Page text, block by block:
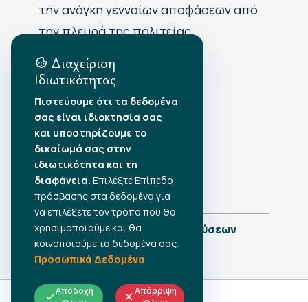
την ανάγκη γενναίων αποφάσεων από
την πλευρά της πολιτείας
Αρχείο Δημοσιεύσεων
•Αύγουστος 2026
•Ιούλιος 2026
•Ιούνιος 2026
•Μάιος 2026
•Απρίλιος 2026
•Μάρτιος 2026
Πλήρες Ημερολόγιο Δημοσιεύσεων
Διαχείριση
Ιδιωτικότητας
Πιστεύουμε ότι τα δεδομένα
σας είναι ιδιοκτησία σας
και υποστηρίζουμε το
δικαίωμά σας στην
ιδιωτικότητα και τη
διαφάνεια. Επιλέξτε Επίπεδο
πρόσβασης στα δεδομένα για
να επιλέξετε τον τρόπο που θα
χρησιμοποιούμε και θα
κοινοποιούμε τα δεδομένα σας.
Προσωπικά Δεδομένα
Αποδοχή
Απόρριψη